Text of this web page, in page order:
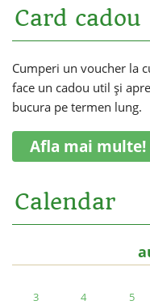
Card cadou
Cumperi un voucher la
face un cadou util și
bucura pe termen lung.
Afla mai multe!
Calendar
3
4 5